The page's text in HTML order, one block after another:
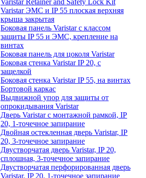
Varistar Retainer and Safety Lock Kit
Varistar ЭМС и IP 55 плоская верхняя
крыша закрытая
Боковая панель Varistar с классом
защиты IP 55 и ЭМС, крепление на
винтах
Боковая панель для цоколя Varistar
Боковая стенка Varistar IP 20, с
защелкой
Боковая стенка Varistar IP 55, на винтах
Бортовой каркас
Выдвижной упор для защиты от
опрокидывания Varistar
Дверь Varistar с монтажной рамкой, IP
20, 1-точечное запирание
Двойная остекленная дверь Varistar, IP
20, 3-точечное запирание
Двустворчатая дверь Varistar, IP 20,
сплошная, 3-точечное запирание
Двустворчатая перфорированная дверь
Varistar, IP 20, 1-точечное запирание